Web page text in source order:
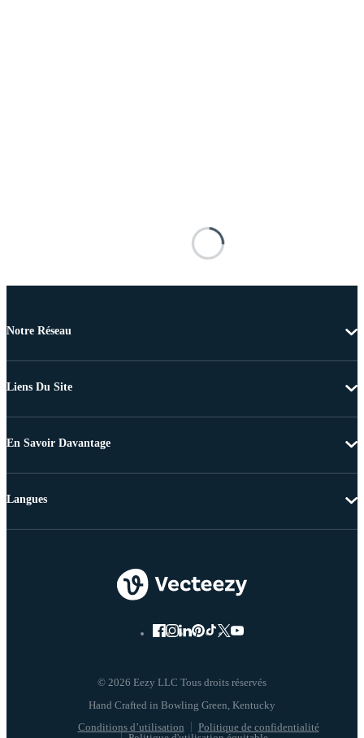
Notre Réseau
Liens Du Site
En Savoir Davantage
© 2026 Eezy LLC Tous droits réservés
Conditions d’utilisation
Politique de confidentialité
Langues